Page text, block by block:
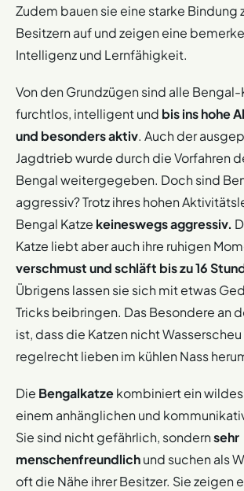
Zudem bauen sie eine starke Bindung
Besitzern auf und zeigen eine
Intelligenz und Lernfähigkeit.
Von den Grundzügen sind alle Bengal-
furchtlos, intelligent und bis ins hohe
und besonders aktiv. Auch der
Jagdtrieb wurde durch die Vorfahren
Bengal weitergegeben. Doch sind
aggressiv? Trotz ihres hohen
Bengal Katze keineswegs aggressiv.
Katze liebt aber auch ihre ruhigen
verschmust und schläft bis zu 16
Übrigens lassen sie sich mit etwas
Tricks beibringen. Das Besondere an
ist, dass die Katzen nicht
regelrecht lieben im kühlen Nass
Die Bengalkatzekombiniert ein
einem anhänglichen und
Sie sind nicht gefährlich, sondernsehr
menschenfreundlichund suchen als
oft die Nähe ihrer Besitzer. Sie zeigen